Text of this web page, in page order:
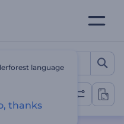
modèles
language
thanks